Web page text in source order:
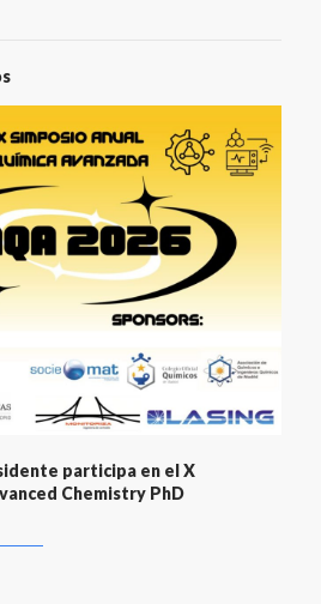
participa en el X
Chemistry PhD